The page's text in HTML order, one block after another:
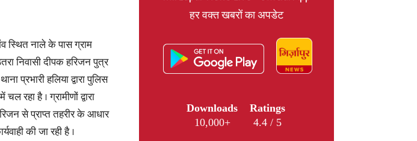
News,
स्थित नाले के पास ग्राम
निवासी दीपक हरिजन पुत्र
प्रभारी हलिया द्वारा पुलिस
रहा है । ग्रामीणों द्वारा
से प्राप्त तहरीर के आधार
की जा रही है ।
हर वक्त खबरों का अपडेट
Downloads
10,000+
Ratings
4.4 / 5